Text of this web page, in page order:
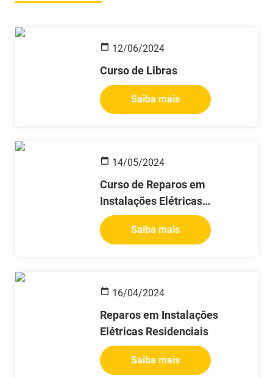
12/06/2024
Curso de Libras
Saiba mais
14/05/2024
Curso de Reparos em
Instalações Elétricas
Residenciais
Saiba mais
16/04/2024
Reparos em Instalações
Elétricas Residenciais
Saiba mais